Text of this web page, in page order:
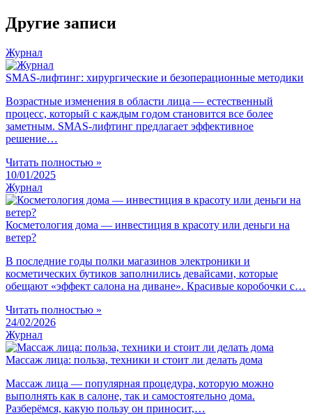
Другие записи
Журнал
SMAS-лифтинг: хирургические и безоперационные методики
Возрастные изменения в области лица — естественный
процесс, который с каждым годом становится все более
заметным. SMAS-лифтинг предлагает эффективное
решение…
Читать полностью »
10/01/2025
Журнал
Косметология дома — инвестиция в красоту или деньги на
ветер?
В последние годы полки магазинов электроники и
косметических бутиков заполнились девайсами, которые
обещают «эффект салона на диване». Красивые коробочки с…
Читать полностью »
24/02/2026
Журнал
Массаж лица: польза, техники и стоит ли делать дома
Массаж лица — популярная процедура, которую можно
выполнять как в салоне, так и самостоятельно дома.
Разберёмся, какую пользу он приносит,…